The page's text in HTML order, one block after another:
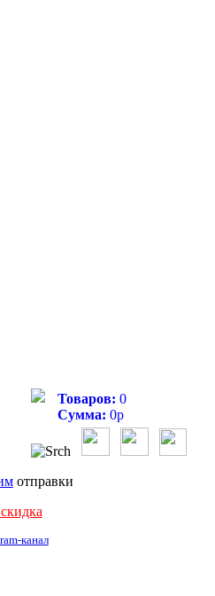
Товаров: 0
Сумма: 0р
отправки
канал